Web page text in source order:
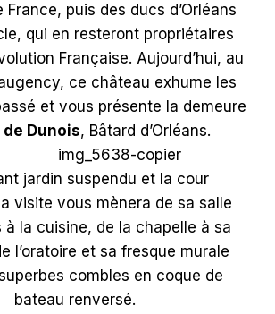
France, puis des ducs d’Orléans
qui en resteront propriétaires
Française. Aujourd’hui, au
ce château exhume les
et vous présente la demeure
de Dunois, Bâtard d’Orléans.
jardin suspendu et la cour
visite vous mènera de sa salle
à la cuisine, de la chapelle à sa
l’oratoire et sa fresque murale
combles en coque de
bateau renversé.